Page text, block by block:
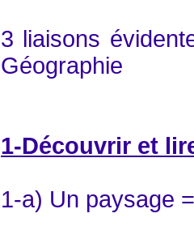
3 liaisons
Géographie
1-Découvrir et
1-a) Un paysage